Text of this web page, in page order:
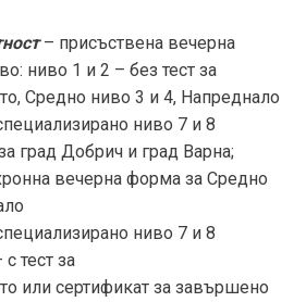
– присъствена вечерна
ниво 1 и 2 – без тест за
Средно ниво 3 и 4, Напреднало
ниво 7 и 8
град Добрич и град Варна;
вечерна форма за Средно
ниво 7 и 8
тест за
или сертификат за завършено